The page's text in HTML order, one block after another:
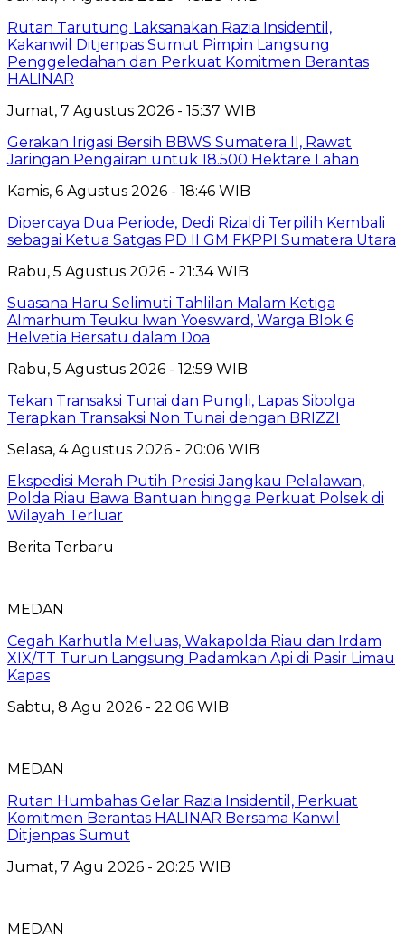
Rutan Tarutung Laksanakan Razia Insidentil,
Kakanwil Ditjenpas Sumut Pimpin Langsung
Penggeledahan dan Perkuat Komitmen Berantas
HALINAR
Jumat, 7 Agustus 2026 - 15:37 WIB
Gerakan Irigasi Bersih BBWS Sumatera II, Rawat
Jaringan Pengairan untuk 18.500 Hektare Lahan
Kamis, 6 Agustus 2026 - 18:46 WIB
Dipercaya Dua Periode, Dedi Rizaldi Terpilih Kembali
sebagai Ketua Satgas PD II GM FKPPI Sumatera Utara
Rabu, 5 Agustus 2026 - 21:34 WIB
Suasana Haru Selimuti Tahlilan Malam Ketiga
Almarhum Teuku Iwan Yoesward, Warga Blok 6
Helvetia Bersatu dalam Doa
Rabu, 5 Agustus 2026 - 12:59 WIB
Tekan Transaksi Tunai dan Pungli, Lapas Sibolga
Terapkan Transaksi Non Tunai dengan BRIZZI
Selasa, 4 Agustus 2026 - 20:06 WIB
Ekspedisi Merah Putih Presisi Jangkau Pelalawan,
Polda Riau Bawa Bantuan hingga Perkuat Polsek di
Wilayah Terluar
Berita Terbaru
MEDAN
Cegah Karhutla Meluas, Wakapolda Riau dan Irdam
XIX/TT Turun Langsung Padamkan Api di Pasir Limau
Kapas
Sabtu, 8 Agu 2026 - 22:06 WIB
MEDAN
Rutan Humbahas Gelar Razia Insidentil, Perkuat
Komitmen Berantas HALINAR Bersama Kanwil
Ditjenpas Sumut
Jumat, 7 Agu 2026 - 20:25 WIB
MEDAN